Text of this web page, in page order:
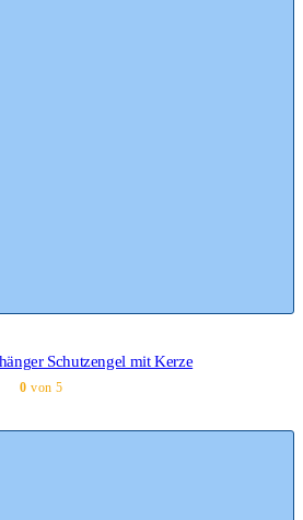
Schutzengel mit Kerze
0 von 5